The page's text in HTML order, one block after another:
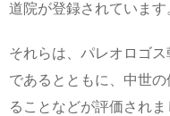
道院が登録されています
それらは、パレオロゴ
であるとともに、中世
ることなどが評価され